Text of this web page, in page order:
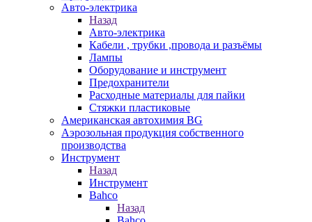
Авто-электрика
Назад
Авто-электрика
Кабели , трубки ,провода и разъёмы
Лампы
Оборудование и инструмент
Предохранители
Расходные материалы для пайки
Стяжки пластиковые
Американская автохимия BG
Аэрозольная продукция собственного
производства
Инструмент
Назад
Инструмент
Bahco
Назад